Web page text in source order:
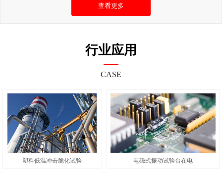
查看更多
行业应用
CASE
塑料低温冲击脆化试验 电磁式振动试验台在电